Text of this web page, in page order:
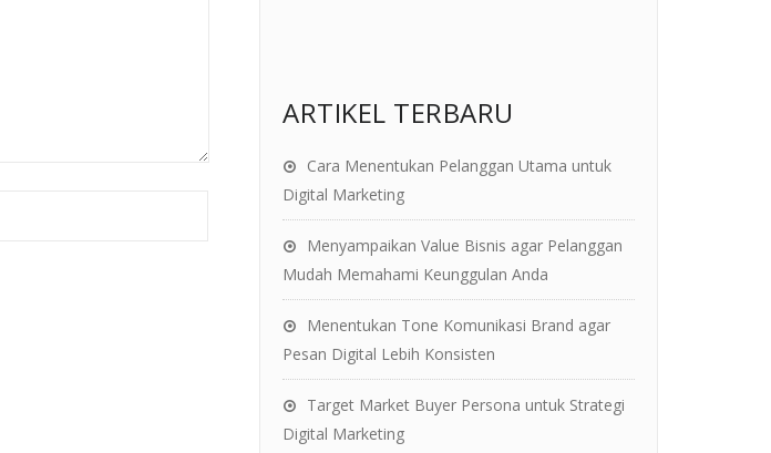
ARTIKEL TERBARU
Cara Menentukan Pelanggan Utama untuk
Digital Marketing
Menyampaikan Value Bisnis agar Pelanggan
Mudah Memahami Keunggulan Anda
Menentukan Tone Komunikasi Brand agar
Pesan Digital Lebih Konsisten
Target Market Buyer Persona untuk Strategi
Digital Marketing